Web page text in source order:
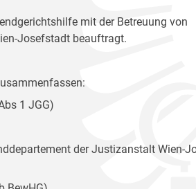
mit der Betreuung von
Josefstadt beauftragt.
1 JGG)
der Justizanstalt Wien-